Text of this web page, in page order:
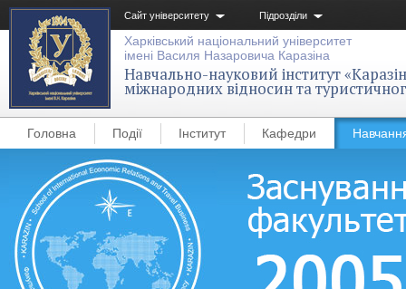
Сайт університету Підрозділи
Харківський національний університет
імені Василя Назаровича Каразіна
Навчально-науковий інститут
міжнародних відносин та
Головна Події Інститут Кафедри